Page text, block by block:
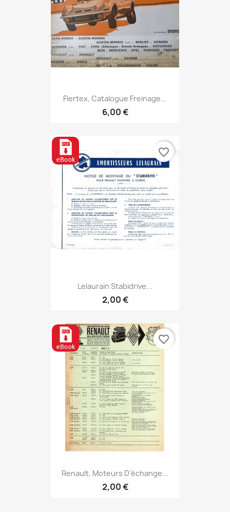
Flertex, Catalogue Freinage...
6,00 €
Lelaurain Stabidrive...
2,00 €
favorite_border
Renault, Moteurs D'échange...
2,00 €
favorite_border